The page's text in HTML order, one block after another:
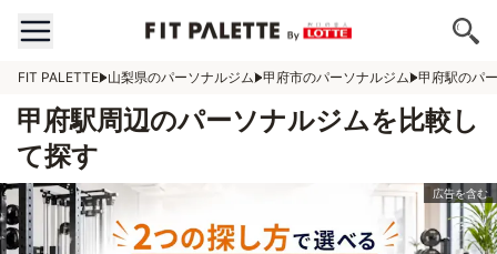
FIT PALETTE 山梨県のパーソナルジム 甲府市のパーソナルジム 甲府駅のパ
甲府駅周辺のパーソナルジムを比較し
て探す